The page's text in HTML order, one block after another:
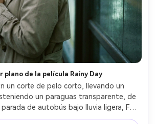
plano de la película Rainy Day
un corte de pelo corto, llevando un
un paraguas transparente, de
de autobús bajo lluvia ligera, Fuji
mm escaneo con verdes frescos,
imágenes IA
100 %
gratis!
Empieza Gratis→